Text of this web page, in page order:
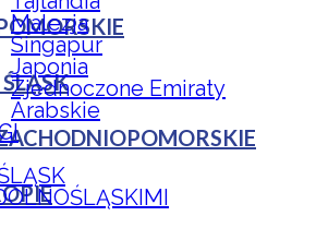
Malezja
Singapur
Japonia
Zjednoczone Emiraty
Arabskie